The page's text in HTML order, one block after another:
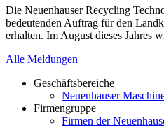
Die Neuenhauser Recycling
bedeutenden Auftrag für den
erhalten. Im August dieses Jahres
Alle Meldungen
Geschäftsbereiche
Neuenhauser
Firmengruppe
Firmen der